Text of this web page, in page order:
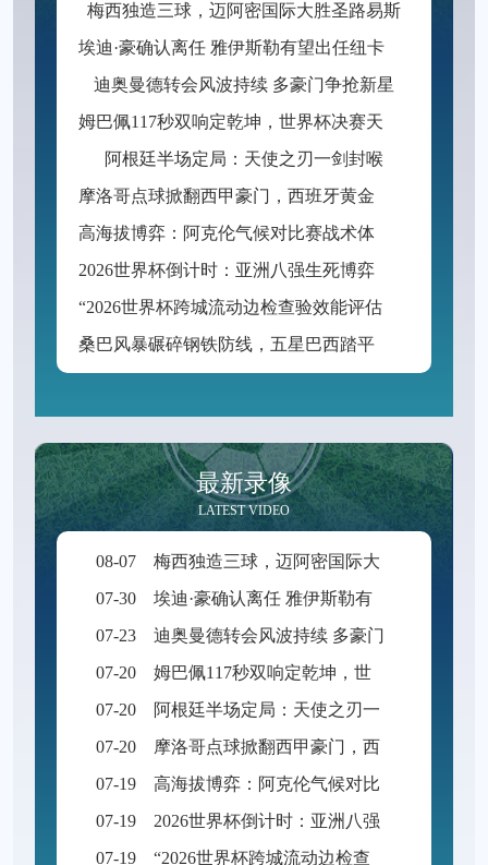
梅西独造三球，迈阿密国际大胜圣路易斯
迪奥曼德转会风波持续 多豪门争抢新星
阿根廷半场定局：天使之刃一剑封喉
最新录像
LATEST VIDEO
08-07
梅西独造三球，迈阿密国际大胜圣路易斯
07-30
埃迪·豪确认离任 雅伊斯勒有望出任纽卡新帅
07-23
迪奥曼德转会风波持续 多豪门争抢新星
07-20
姆巴佩117秒双响定乾坤，世界杯决赛天神下凡逆转封神
07-20
阿根廷半场定局：天使之刃一剑封喉
07-20
摩洛哥点球掀翻西甲豪门，西班牙黄金一代悲情谢幕
07-19
高海拔博弈：阿克伦气候对比赛战术体系的隐性重构
07-19
2026世界杯倒计时：亚洲八强生死博弈，预选赛格局迎来颠覆性洗牌
07-19
“2026世界杯跨城流动边检查验效能评估与三关协同优化路径”